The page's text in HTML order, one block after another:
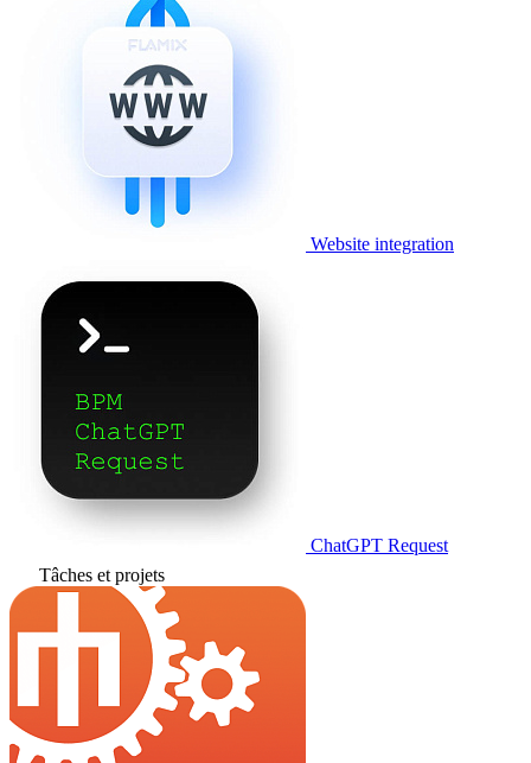
Website integration
ChatGPT Request
Tâches et projets